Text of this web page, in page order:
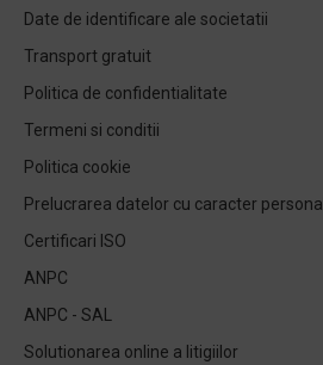
Date de identificare ale societatii
Transport gratuit
Politica de confidentialitate
Termeni si conditii
Politica cookie
Prelucrarea datelor cu caracter personal
Certificari ISO
ANPC
ANPC - SAL
Solutionarea online a litigiilor